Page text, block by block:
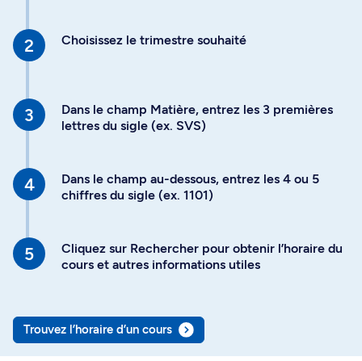
Choisissez le trimestre souhaité
Dans le champ Matière, entrez les 3 premières
lettres du sigle (ex. SVS)
Dans le champ au-dessous, entrez les 4 ou 5
chiffres du sigle (ex. 1101)
Cliquez sur Rechercher pour obtenir l’horaire du
cours et autres informations utiles
Trouvez l’horaire d’un cours